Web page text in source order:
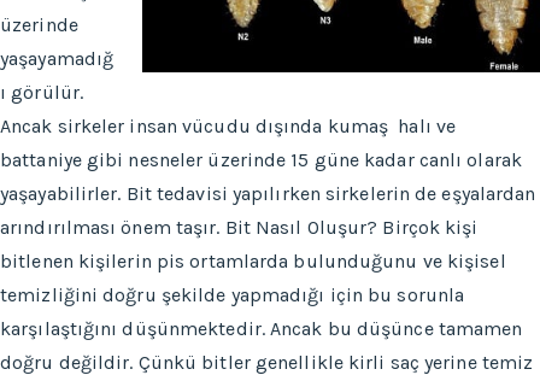
üzerinde
yaşayamadığ
ı görülür.
Ancak sirkeler insan vücudu dışında kumaş halı ve
battaniye gibi nesneler üzerinde 15 güne kadar canlı olarak
yaşayabilirler. Bit tedavisi yapılırken sirkelerin de eşyalardan
arındırılması önem taşır. Bit Nasıl Oluşur? Birçok kişi
bitlenen kişilerin pis ortamlarda bulunduğunu ve kişisel
temizliğini doğru şekilde yapmadığı için bu sorunla
karşılaştığını düşünmektedir. Ancak bu düşünce tamamen
doğru değildir. Çünkü bitler genellikle kirli saç yerine temiz